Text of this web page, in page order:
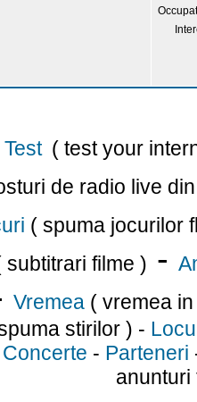
( test your
de radio live
( spuma jocurilor
subtitrari filme ) -
Vremea ( vremea
stirilor ) -
Concerte - Parteneri
anunturi